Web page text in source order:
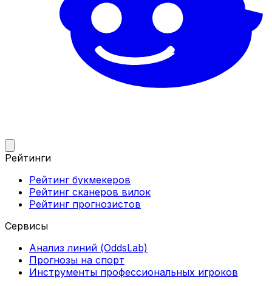
Рейтинги
Рейтинг букмекеров
Рейтинг сканеров вилок
Рейтинг прогнозистов
Сервисы
Анализ линий (OddsLab)
Прогнозы на спорт
Инструменты профессиональных игроков